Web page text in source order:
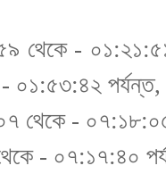
থেকে -
০১:৫৩:৪২
থেকে -
- ০৭:১৭:৪০